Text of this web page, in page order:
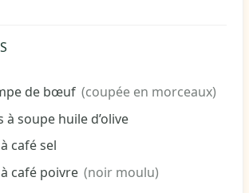
de bœuf (coupée en morceaux)
à soupe huile d’olive
cafésel
café poivre (noir moulu)